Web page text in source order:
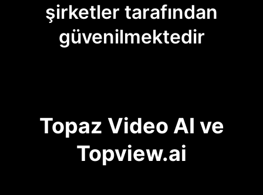
şirketler tarafından
güvenilmektedir
Topaz Video AI ve
Topview.ai